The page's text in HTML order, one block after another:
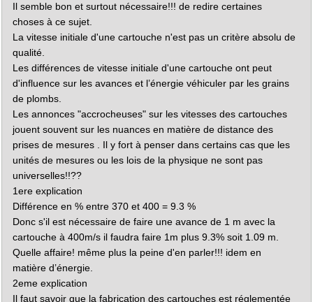
Il semble bon et surtout nécessaire!!! de redire certaines
choses à ce sujet.
La vitesse initiale d'une cartouche n'est pas un critère absolu de
qualité.
Les différences de vitesse initiale d'une cartouche ont peut
d'influence sur les avances et l’énergie véhiculer par les grains
de plombs.
Les annonces "accrocheuses" sur les vitesses des cartouches
jouent souvent sur les nuances en matière de distance des
prises de mesures . Il y fort à penser dans certains cas que les
unités de mesures ou les lois de la physique ne sont pas
universelles!!??
1ere explication
Différence en % entre 370 et 400 = 9.3 %
Donc s'il est nécessaire de faire une avance de 1 m avec la
cartouche à 400m/s il faudra faire 1m plus 9.3% soit 1.09 m.
Quelle affaire! même plus la peine d'en parler!!! idem en
matière d’énergie.
2eme explication
Il faut savoir que la fabrication des cartouches est réglementée